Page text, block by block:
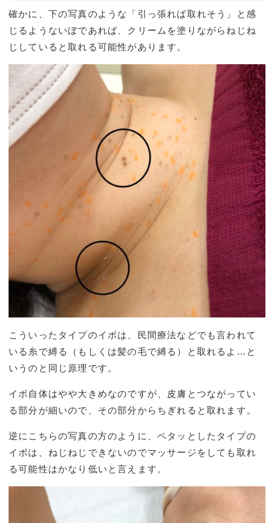
確かに、下の写真のような「引っ張れば取れそう」と感
じるようないぼであれば、クリームを塗りながらねじね
じしていると取れる可能性があります。
こういったタイプのイボは、民間療法などでも言われて
いる糸で縛る（もしくは髪の毛で縛る）と取れるよ…と
いうのと同じ原理です。
イボ自体はやや大きめなのですが、皮膚とつながってい
る部分が細いので、その部分からちぎれると取れます。
逆にこちらの写真の方のように、ペタッとしたタイプの
イボは、ねじねじできないのでマッサージをしても取れ
る可能性はかなり低いと言えます。